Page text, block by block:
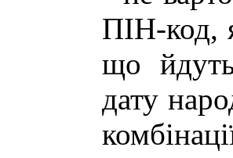
ПІН-код,
що
дату